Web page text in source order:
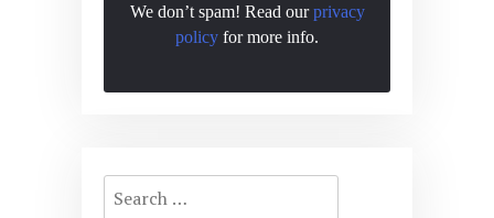
We don’t spam! Read ourprivacy
policy for more info.
Search
for: